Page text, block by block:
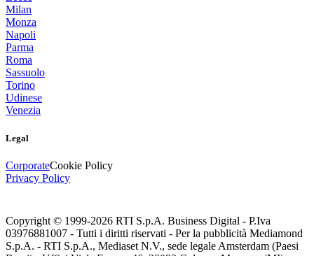
Milan
Monza
Napoli
Parma
Roma
Sassuolo
Torino
Udinese
Venezia
Legal
CorporateCookie Policy
Privacy Policy
Copyright © 1999-2026 RTI S.p.A. Business Digital - P.Iva
03976881007 - Tutti i diritti riservati - Per la pubblicità Mediamond
S.p.A. - RTI S.p.A., Mediaset N.V., sede legale Amsterdam (Paesi